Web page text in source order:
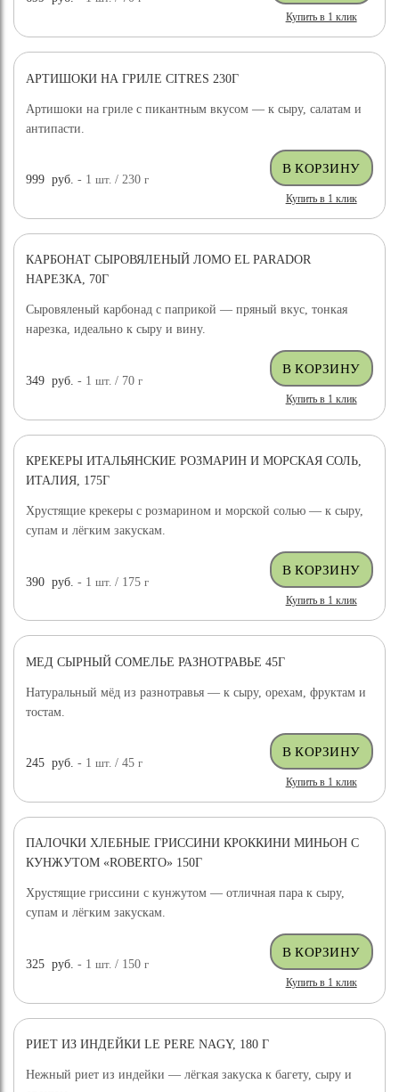
Купить в 1 клик
АРТИШОКИ НА ГРИЛЕ CITRES 230Г
Артишоки на гриле с пикантным вкусом — к сыру, салатам и
антипасти.
999 руб. - 1шт. / 230г
Купить в 1 клик
КАРБОНАТ СЫРОВЯЛЕНЫЙ ЛОМО EL PARADOR
НАРЕЗКА, 70Г
Сыровяленый карбонад с паприкой — пряный вкус, тонкая
нарезка, идеально к сыру и вину.
349 руб. - 1шт. / 70г
Купить в 1 клик
КРЕКЕРЫ ИТАЛЬЯНСКИЕ РОЗМАРИН И МОРСКАЯ СОЛЬ,
ИТАЛИЯ, 175Г
Хрустящие крекеры с розмарином и морской солью — к сыру,
супам и лёгким закускам.
390 руб. - 1шт. / 175г
Купить в 1 клик
МЕД СЫРНЫЙ СОМЕЛЬЕ РАЗНОТРАВЬЕ 45Г
Натуральный мёд из разнотравья — к сыру, орехам, фруктам и
тостам.
245 руб. - 1шт. / 45г
Купить в 1 клик
ПАЛОЧКИ ХЛЕБНЫЕ ГРИССИНИ КРОККИНИ МИНЬОН С
КУНЖУТОМ «ROBERTO» 150Г
Хрустящие гриссини с кунжутом — отличная пара к сыру,
супам и лёгким закускам.
325 руб. - 1шт. / 150г
Купить в 1 клик
РИЕТ ИЗ ИНДЕЙКИ LE PERE NAGY, 180 Г
Нежный риет из индейки — лёгкая закуска к багету, сыру и